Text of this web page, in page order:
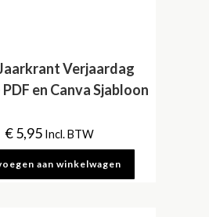
Verjaardag
en Canva Sjabloon
€5,95 Incl. BTW
aan winkelwagen